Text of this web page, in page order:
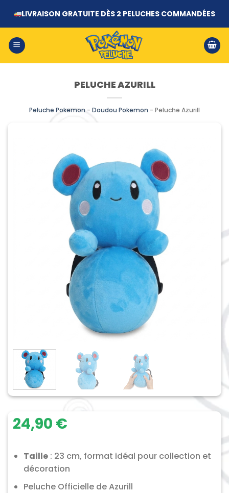
contenu
LIVRAISON GRATUITE DÈS 2 PELUCHES COMMANDÉES
PELUCHE AZURILL
Peluche Pokemon - Doudou Pokemon - Peluche Azurill
24,90 €
Taille: 23 cm, format idéal pour collection et
décoration
Peluche Officielle de Azurill